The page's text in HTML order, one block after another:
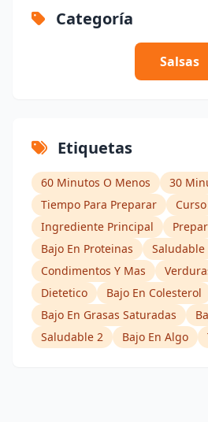
Categoría
Salsas
Etiquetas
60 Minutos O Menos
30
Tiempo Para Preparar
Curso
Ingrediente Principal
Bajo En Proteinas
Saludable
Condimentos Y Mas
Dietetico
Bajo En Colesterol
Bajo En Grasas Saturadas
Saludable 2
Bajo En Algo